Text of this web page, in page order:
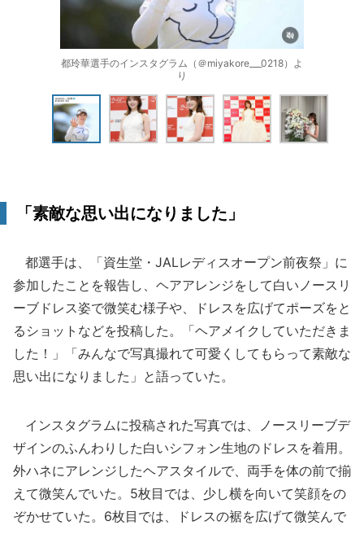
都玲華選手のインスタグラム（＠miyakore___0218）よ
り
「素敵な思い出になりました」
都選手は、「資生堂・JALレディスオープン前夜祭」に
参加したことを報告し、ヘアアレンジをして白いノースリ
ーブドレス姿で微笑む様子や、ドレスを広げてポーズをと
るショットなどを投稿した。「ヘアメイクしていただきま
した！」「みんなで写真撮れて可愛くしてもらって素敵な
思い出になりました」と語っていた。
インスタグラムに投稿された写真では、ノースリーブデ
ザインのふんわりした白いシフォン生地のドレスを着用。
外ハネにアレンジしたヘアスタイルで、両手を体の前で揃
えて微笑んでいた。5枚目では、少し横を向いて笑顔をの
ぞかせていた。6枚目では、ドレスの裾を広げて微笑んで